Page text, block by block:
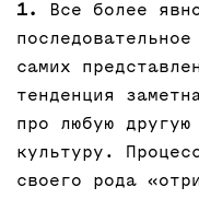
1.
Все более
самих
тенденция
про любую
культуру.
своего рода